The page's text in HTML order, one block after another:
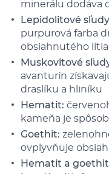
minerálu dodáva
Lepidolitové
purpurová farba
obsiahnutého lítia
Muskovitové
avanturín
draslíku a hliníku
Hematit:
kameňa je
Goethit:
ovplyvňuje
Hematit a